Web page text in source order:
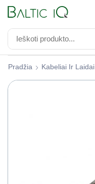
Pradžia Kabeliai Ir Laidai